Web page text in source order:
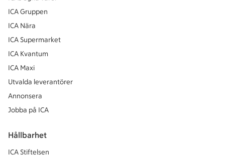
ICA Gruppen
ICA Nära
ICA Supermarket
ICA Kvantum
ICA Maxi
Utvalda leverantörer
Annonsera
Jobba på ICA
Hållbarhet
ICA Stiftelsen